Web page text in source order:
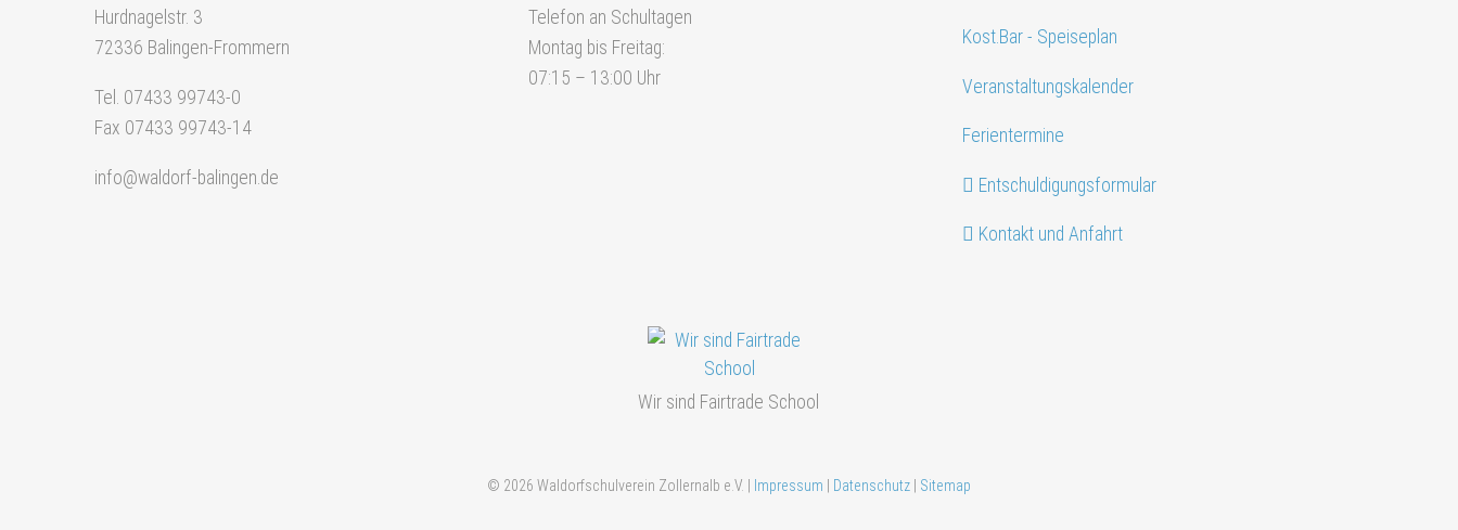
Hurdnagelstr. 3
72336 Balingen-Frommern
Tel. 07433 99743-0
Fax 07433 99743-14
info@waldorf-balingen.de
Telefon an Schultagen
Montag bis Freitag:
07:15 – 13:00 Uhr
Kost.Bar - Speiseplan
Veranstaltungskalender
Ferientermine
Entschuldigungsformular
Kontakt und Anfahrt
Wir sind Fairtrade School
© 2026 Waldorfschulverein Zollernalb e.V. | Impressum | Datenschutz | Sitemap